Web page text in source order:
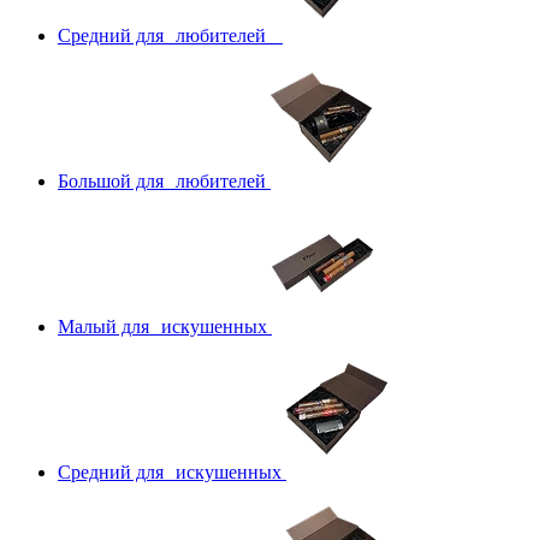
Средний для любителей
Большой для любителей
Малый для искушенных
Средний для искушенных